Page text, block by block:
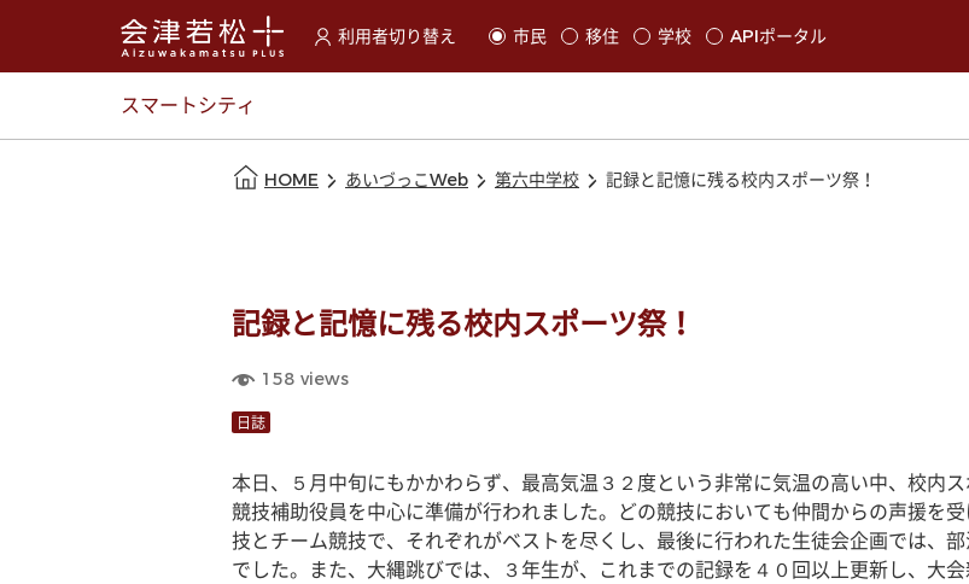
利用者切り替え
選択すると利用者の切替が発生します
市民 移住 学校 APIポータル
スマートシティ
HOME あいづっこWeb 第六中学校 記録と記憶に残る校内スポーツ祭！
記録と記憶に残る校内スポーツ祭！
158 views
日誌
本日、５月中旬にもかかわらず、最高気温３２度という非常に気温の高い中、校内
競技補助役員を中心に準備が行われました。どの競技においても仲間からの声援を
技とチーム競技で、それぞれがベストを尽くし、最後に行われた生徒会企画では、
でした。また、大縄跳びでは、３年生が、これまでの記録を４０回以上更新し、大